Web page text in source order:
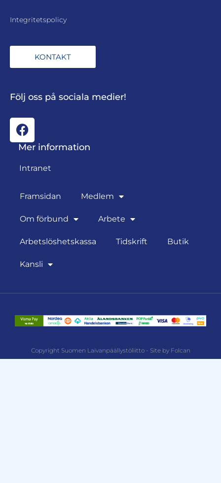
Integritetspolicy
KONTAKT
Följ oss på sociala medier!
Mer information
Intranet
Framsidan Medlem
Om förbund Arbete
Arbetslöshetskassa Tidskrift Butik
Kansli
Copyright Suomen Laivanpäällystöliitto - Site by Folcan